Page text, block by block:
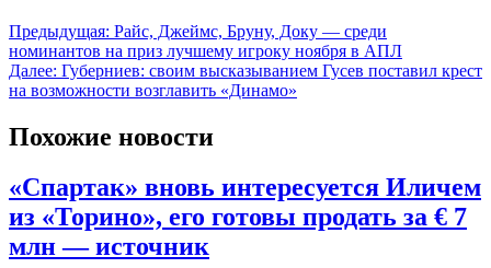
Предыдущая: Райс, Джеймс, Бруну, Доку — среди
номинантов на приз лучшему игроку ноября в АПЛ
Далее: Губерниев: своим высказыванием Гусев поставил крест
на возможности возглавить «Динамо»
Похожие новости
«Спартак» вновь интересуется Иличем
из «Торино», его готовы продать за € 7
млн — источник